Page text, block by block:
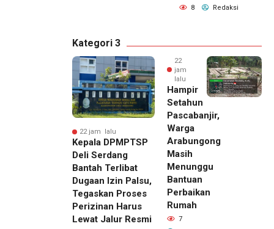
8 Redaksi
Kategori 3
22 jam lalu
Kepala DPMPTSP
Deli Serdang
Bantah Terlibat
Dugaan Izin Palsu,
Tegaskan Proses
Perizinan Harus
Lewat Jalur Resmi
22
jam
lalu
Hampir
Setahun
Pascabanjir,
Warga
Arabungong
Masih
Menunggu
Bantuan
Perbaikan
Rumah
7